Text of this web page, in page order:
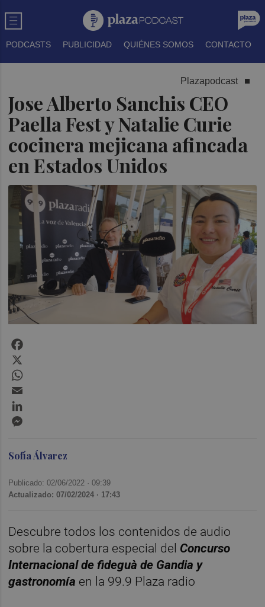
PODCASTS PUBLICIDAD QUIÉNES SOMOS CONTACTO
Plazapodcast
Jose Alberto Sanchis CEO
Paella Fest y Natalie Curie
cocinera mejicana afincada
en Estados Unidos
Sofía Álvarez
Publicado: 02/06/2022 ·09:39
Actualizado: 07/02/2024 · 17:43
Descubre todos los contenidos de audio
sobre la cobertura especial del Concurso
Internacional de fideguà de Gandia y
gastronomía en la 99.9 Plaza radio